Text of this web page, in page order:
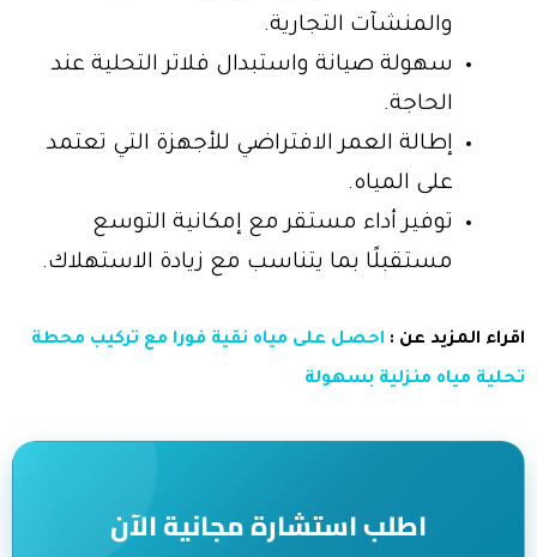
والمنشآت التجارية.
سهولة صيانة واستبدال فلاتر التحلية عند
الحاجة.
إطالة العمر الافتراضي للأجهزة التي تعتمد
على المياه.
توفير أداء مستقر مع إمكانية التوسع
مستقبلًا بما يتناسب مع زيادة الاستهلاك.
اقراء المزيد عن : احصل على مياه نقية فورا مع تركيب محطة
تحلية مياه منزلية بسهولة
اطلب استشارة مجانية الآن